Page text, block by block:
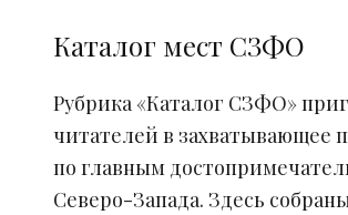
Каталог мест СЗФО
Рубрика «Каталог СЗФО»
читателей в захватывающее
по главным
Северо-Запада. Здесь